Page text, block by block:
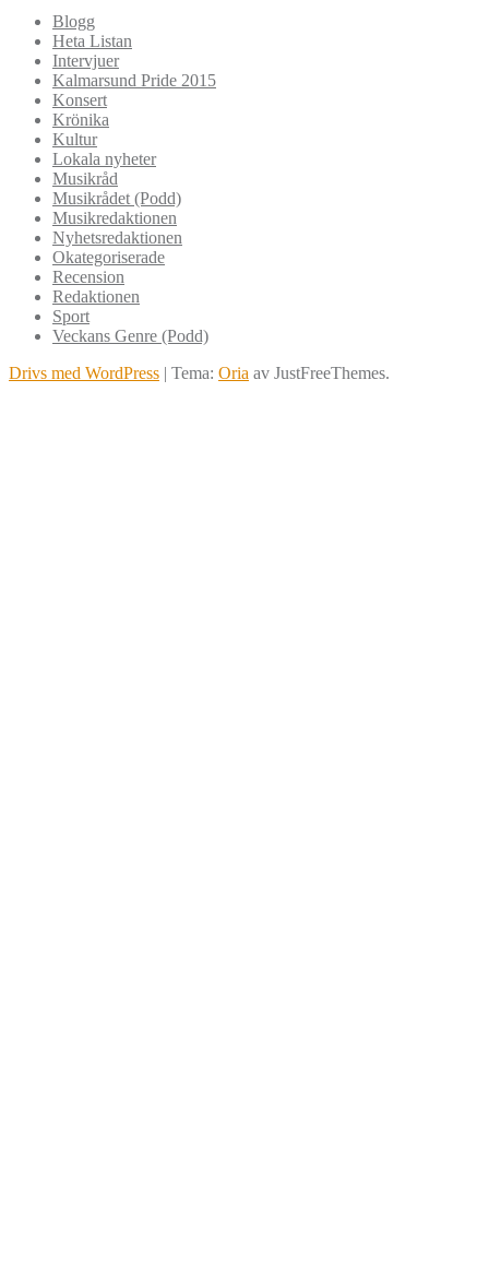
Blogg
Heta Listan
Intervjuer
Kalmarsund Pride 2015
Konsert
Krönika
Kultur
Lokala nyheter
Musikråd
Musikrådet (Podd)
Musikredaktionen
Nyhetsredaktionen
Okategoriserade
Recension
Redaktionen
Sport
Veckans Genre (Podd)
Drivs med WordPress | Tema: Oria av JustFreeThemes.